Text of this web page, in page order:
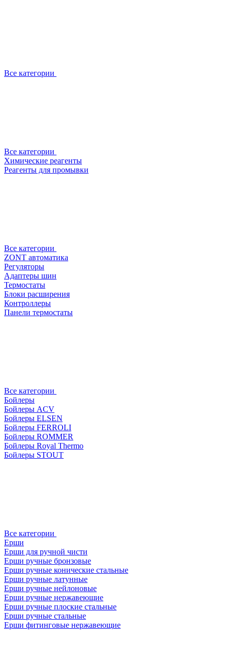
Все категории
Все категории
Химические реагенты
Реагенты для промывки
Все категории
ZONT автоматика
Регуляторы
Адаптеры шин
Термостаты
Блоки расширения
Контроллеры
Панели термостаты
Все категории
Бойлеры
Бойлеры ACV
Бойлеры ELSEN
Бойлеры FERROLI
Бойлеры ROMMER
Бойлеры Royal Thermo
Бойлеры STOUT
Все категории
Ерши
Ерши для ручной чисти
Ерши ручные бронзовые
Ерши ручные конические стальные
Ерши ручные латунные
Ерши ручные нейлоновые
Ерши ручные нержавеющие
Ерши ручные плоские стальные
Ерши ручные стальные
Ерши фитинговые нержавеющие